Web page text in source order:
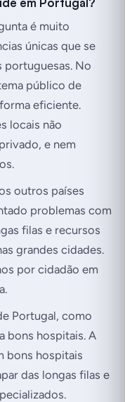
é muito
únicas que se
portuguesas. No
público de
eficiente.
locais não
e nem
outros países
problemas com
filas e recursos
grandes cidades.
por cidadão em
Portugal, como
bons hospitais. A
bons hospitais
das longas filas e